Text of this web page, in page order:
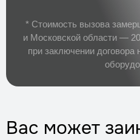
* Стоимость вызова
и Московской области —
при заключении договора
Вас может